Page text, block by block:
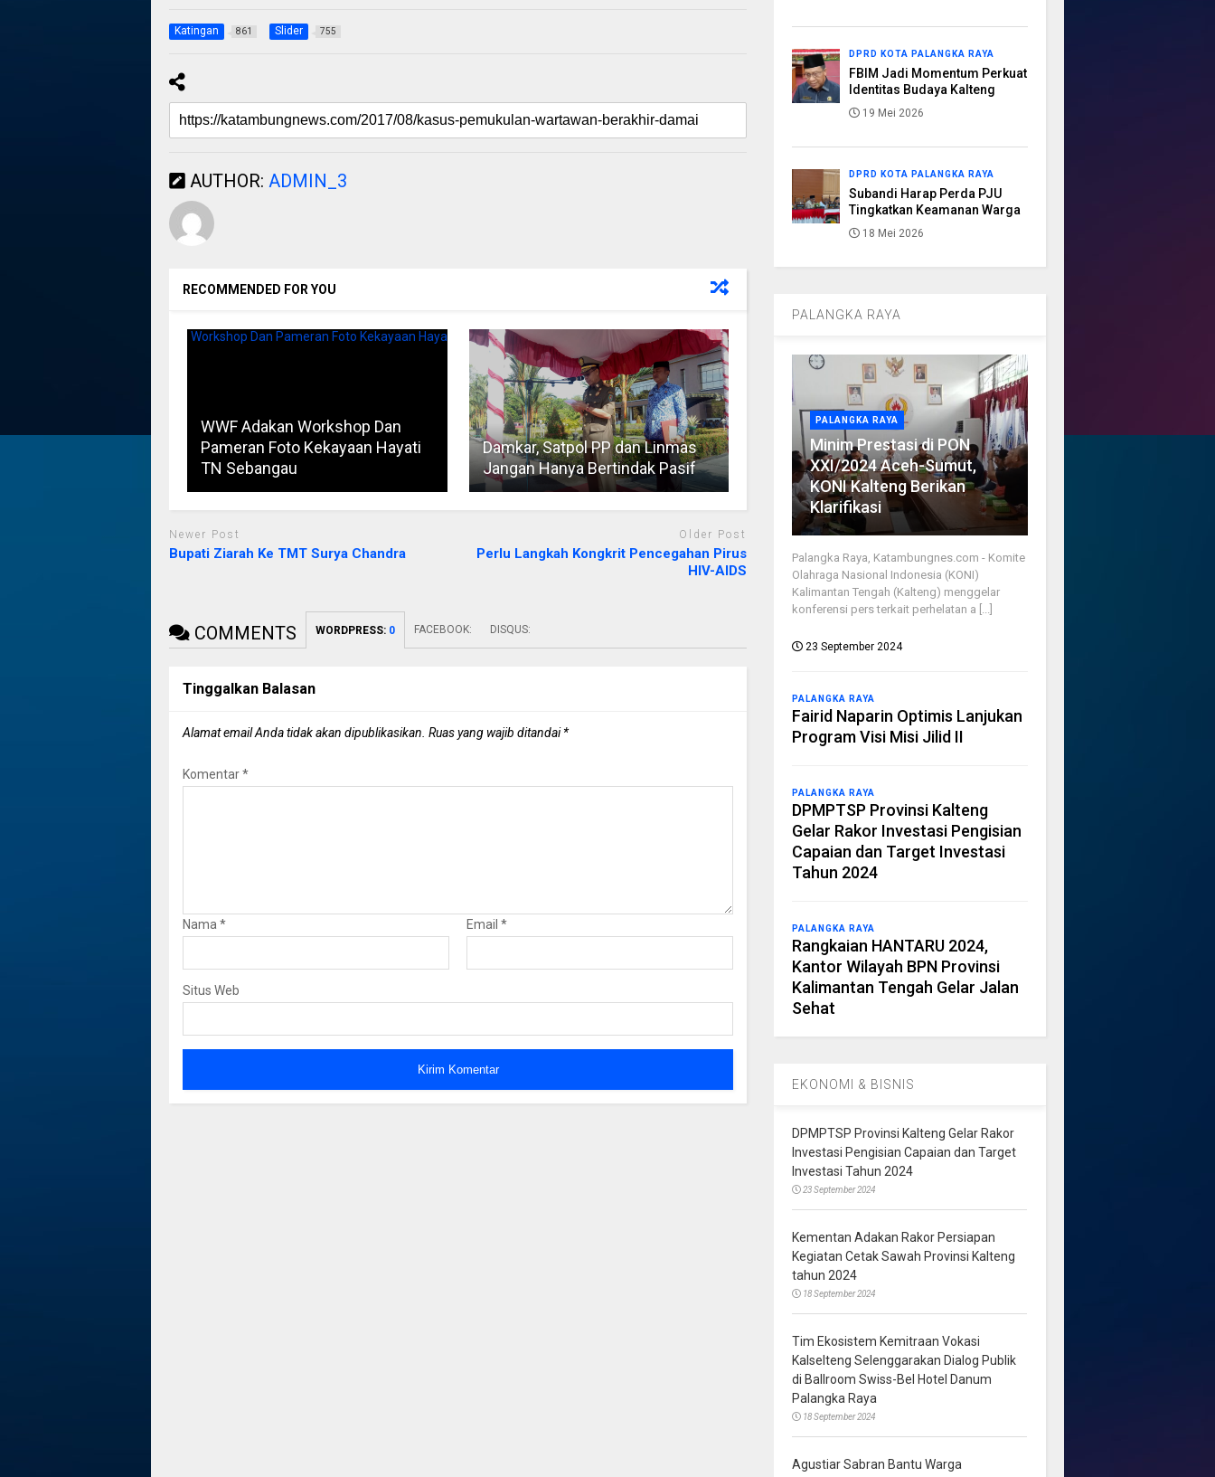
Katingan 861 Slider 755
AUTHOR: ADMIN_3
RECOMMENDED FOR YOU
WWF Adakan Workshop Dan
Pameran Foto Kekayaan Hayati
TN Sebangau
Damkar, Satpol PP dan Linmas
Jangan Hanya Bertindak Pasif
Newer Post
Bupati Ziarah Ke TMT Surya Chandra
Older Post
Perlu Langkah Kongkrit Pencegahan Pirus
HIV-AIDS
COMMENTS WORDPRESS: 0 FACEBOOK: DISQUS:
Tinggalkan Balasan
Alamat email Anda tidak akan dipublikasikan. Ruas yang wajib ditandai*
Komentar*
Nama * Email *
Situs Web
DPRD KOTA PALANGKA RAYA
FBIM Jadi Momentum Perkuat
Identitas Budaya Kalteng
19 Mei 2026
DPRD KOTA PALANGKA RAYA
Subandi Harap Perda PJU
Tingkatkan Keamanan Warga
18 Mei 2026
PALANGKA RAYA
PALANGKA RAYA
Minim Prestasi di PON
XXI/2024 Aceh-Sumut,
KONI Kalteng Berikan
Klarifikasi
Palangka Raya, Katambungnes.com - Komite
Olahraga Nasional Indonesia (KONI)
Kalimantan Tengah (Kalteng) menggelar
konferensi pers terkait perhelatan a [...]
23 September 2024
PALANGKA RAYA
Fairid Naparin Optimis Lanjukan
Program Visi Misi Jilid II
PALANGKA RAYA
DPMPTSP Provinsi Kalteng
Gelar Rakor Investasi Pengisian
Capaian dan Target Investasi
Tahun 2024
PALANGKA RAYA
Rangkaian HANTARU 2024,
Kantor Wilayah BPN Provinsi
Kalimantan Tengah Gelar Jalan
Sehat
EKONOMI & BISNIS
DPMPTSP Provinsi Kalteng Gelar Rakor
Investasi Pengisian Capaian dan Target
Investasi Tahun 2024
23 September 2024
Kementan Adakan Rakor Persiapan
Kegiatan Cetak Sawah Provinsi Kalteng
tahun 2024
18 September 2024
Tim Ekosistem Kemitraan Vokasi
Kalselteng Selenggarakan Dialog Publik
di Ballroom Swiss-Bel Hotel Danum
Palangka Raya
18 September 2024
Agustiar Sabran Bantu Warga